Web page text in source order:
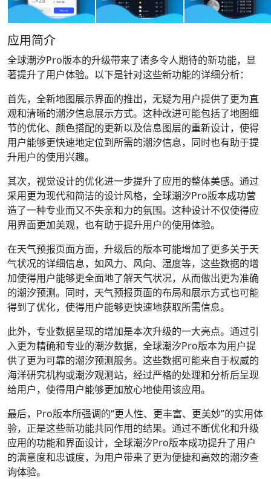
应用简介
全球潮汐Pro版本的升级带来了诸多令人期待的新功能，显
著提升了用户体验。以下是针对这些新功能的详细分析：
首先，全新地图展示界面的推出，无疑为用户提供了更为直
观和清晰的潮汐信息展示方式。这种改进可能包括了地图细
节的优化、颜色搭配的更新以及信息图层的重新设计，使得
用户能够更快速地定位到所需的潮汐信息，同时也有助于提
升用户的使用兴趣。
其次，视觉设计的优化进一步提升了应用的整体美感。通过
采用更为现代和简洁的设计风格，全球潮汐Pro版本成功营
造了一种专业而又不失亲和力的氛围。这种设计不仅使得应
用界面更加美观，也有助于提升用户的使用体验。
在天气预报页面方面，升级后的版本可能增加了更多关于天
气状况的详细信息，如风力、风向、湿度等，这些数据的增
加使得用户能够更全面地了解天气状况，从而做出更为准确
的潮汐预测。同时，天气预报页面的布局和展示方式也可能
得到了优化，使得用户能够更快速地获取所需信息。
此外，专业数据呈现的增加是本次升级的一大亮点。通过引
入更为精确和专业的潮汐数据，全球潮汐Pro版本为用户提
供了更为可靠的潮汐预测服务。这些数据可能来自于权威的
海洋研究机构或潮汐观测站，经过严格的处理和分析后呈现
给用户，使得用户能够更加放心地使用该应用。
最后，Pro版本所强调的“更人性、更丰富、更美妙”的实用体
验，正是这些新功能共同作用的结果。通过不断优化和升级
应用的功能和界面设计，全球潮汐Pro版本成功提升了用户
的满意度和忠诚度，为用户带来了更为便捷和高效的潮汐查
询体验。